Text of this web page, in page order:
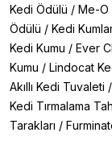
Kedi Ödülü / Me-O
Ödülü / Kedi
Kedi Kumu / Ever
Kumu / Lindocat
Akıllı Kedi Tuvaleti /
Kedi Tırmalama
Tarakları /